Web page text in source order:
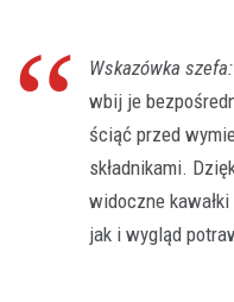
Wskazówka szefa:
wbij je
ściąć przed
składnikami.
widoczne
jak i wygląd